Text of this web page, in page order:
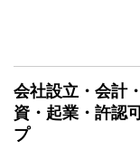
会社設立・会計
資・起業・許認
プ